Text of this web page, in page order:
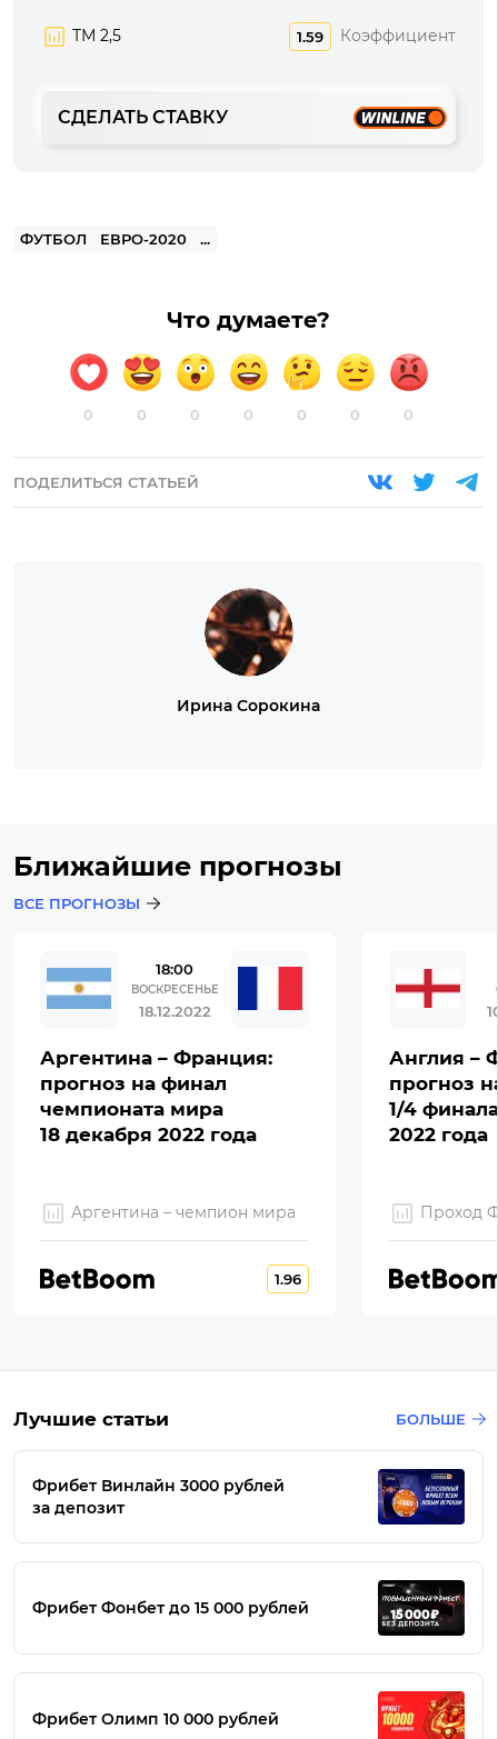
ТМ 2,5 1.59 Коэффициент
СДЕЛАТЬ СТАВКУ
ФУТБОЛ ЕВРО-2020 ...
Что думаете?
0 0 0 0 0 0 0
ПОДЕЛИТЬСЯ СТАТЬЕЙ
Ирина Сорокина
Ближайшие прогнозы
ВСЕ ПРОГНОЗЫ
18:00
ВОСКРЕСЕНЬЕ
18.12.2022
Аргентина – Франция:
прогноз на финал
чемпионата мира
18 декабря 2022 года
Аргентина – чемпион мира
1.96
Англия –
прогноз
1/4
2022 года
Проход
Лучшие статьи БОЛЬШЕ
Фрибет Винлайн 3000 рублей
за депозит
Фрибет Фонбет до 15 000 рублей
Фрибет Олимп 10 000 рублей